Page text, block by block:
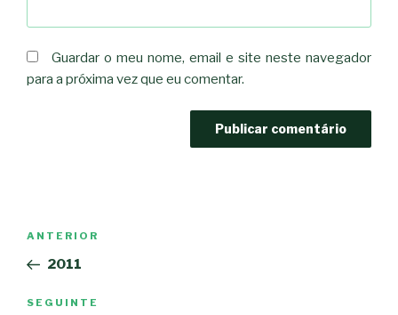
Guardar o meu nome, email e site neste navegador
para a próxima vez que eu comentar.
artigos
Conteúdo
anterior
ANTERIOR
2011
Conteúdo
SEGUINTE